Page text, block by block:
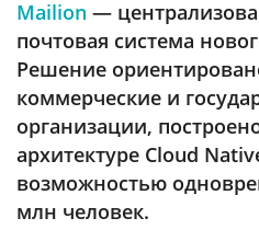
Конференции
Техника
ТВ
Об
Max
Mailion —
почтовая система
Решение
коммерческие и
организации,
архитектуре Cloud
возможностью
млн человек.